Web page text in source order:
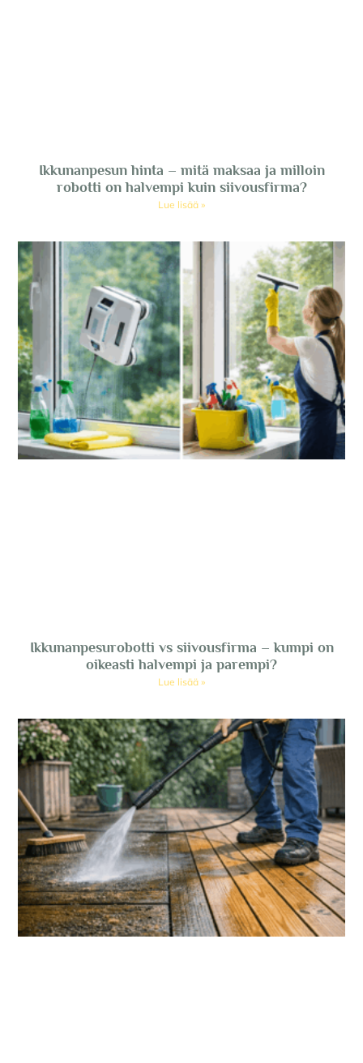
Ikkunanpesun hinta – mitä maksaa ja milloin
robotti on halvempi kuin siivousfirma?
Lue lisää »
Ikkunanpesurobotti vs siivousfirma – kumpi on
oikeasti halvempi ja parempi?
Lue lisää »